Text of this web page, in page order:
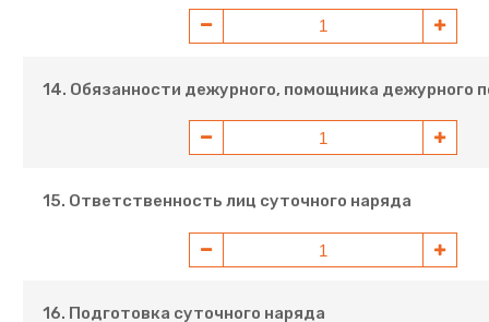
14. Обязанности дежурного, помощника дежурного
15. Ответственность лиц суточного наряда
16. Подготовка суточного наряда